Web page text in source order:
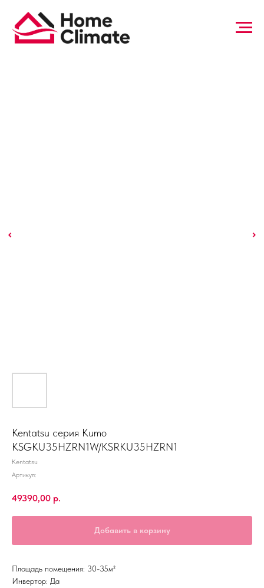
Kentatsu серия Kumo
KSGKU35HZRN1W/KSRKU35HZRN1
Kentatsu
Артикул:
49390,00 р.
Добавить в корзину
Площадь помещения: 30-35м²
Инвертор: Да